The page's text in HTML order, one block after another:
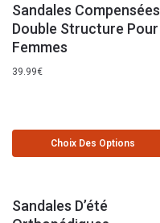
Sandales Compensées
Double Structure Pour
Femmes
39.99€
Choix Des Options
Sandales D’été